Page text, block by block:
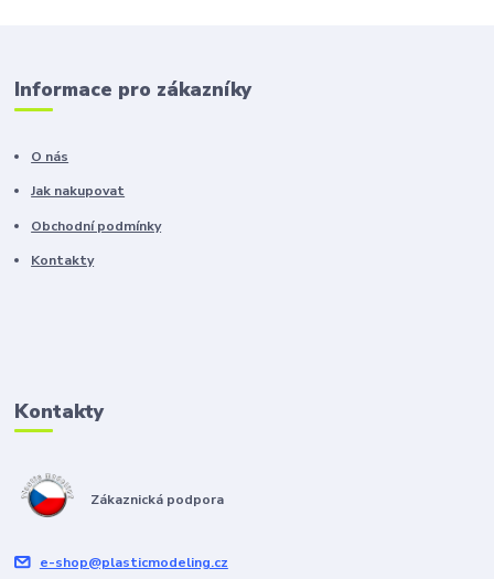
Informace pro zákazníky
O nás
Jak nakupovat
Obchodní podmínky
Kontakty
Kontakty
Zákaznická podpora
e-shop@plasticmodeling.cz